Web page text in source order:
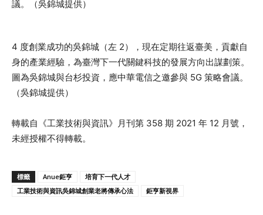
4 度創業成功的吳錦城（左 2），現在定期往返臺美，貢獻自
身的產業經驗，為臺灣下一代關鍵科技的發展方向出謀劃策。
圖為吳錦城與台杉投資，應中華電信之邀參與 5G 策略會議。
（吳錦城提供）
轉載自《工業技術與資訊》月刊第 358 期 2021 年 12 月號，
未經授權不得轉載。
標籤 Anue鉅亨
培育下一代人才
工業技術與資訊吳錦城創業老將傳承心法
鉅亨新視界